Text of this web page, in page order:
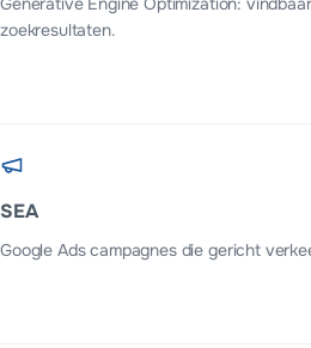
zoekresultaten.
SEA
Google Ads campagnes die gericht